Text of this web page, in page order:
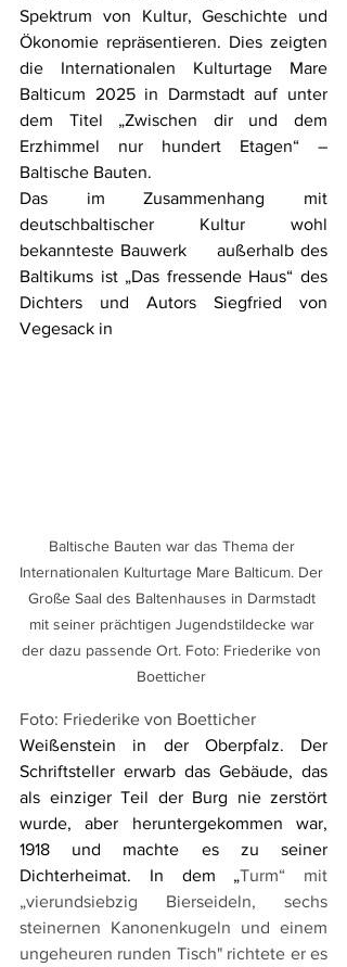
Spektrum von Kultur, Geschichte und
Ökonomie repräsentieren. Dies zeigten
die Internationalen Kulturtage Mare
Balticum 2025 in Darmstadt auf unter
dem Titel „Zwischen dir und dem
Erzhimmel nur hundert Etagen“ –
Baltische Bauten.
Das im Zusammenhang mit
deutschbaltischer Kultur wohl
bekannteste Bauwerk     außerhalb des
Baltikums ist „Das fressende Haus“ des
Dichters und Autors Siegfried von
Vegesack in
Baltische Bauten war das Thema der
Internationalen Kulturtage Mare Balticum. Der
Große Saal des Baltenhauses in Darmstadt
mit seiner prächtigen Jugendstildecke war
der dazu passende Ort. Foto: Friederike von
Boetticher
Foto: Friederike von Boetticher
Weißenstein in der Oberpfalz. Der
Schriftsteller erwarb das Gebäude, das
als einziger Teil der Burg nie zerstört
wurde, aber heruntergekommen war,
1918 und machte es zu seiner
Dichterheimat. In dem „Turm“ mit
„vierundsiebzig Bierseideln, sechs
steinernen Kanonenkugeln und einem
ungeheuren runden Tisch" richtete er es